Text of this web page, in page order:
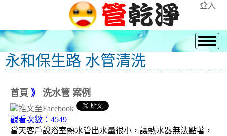
登入
永和保生路 水管清洗
首頁 》 洗水管 案例
觀看次數：4549
當天客戶說浴室熱水管出水量很小，讓熱水器無法點著，